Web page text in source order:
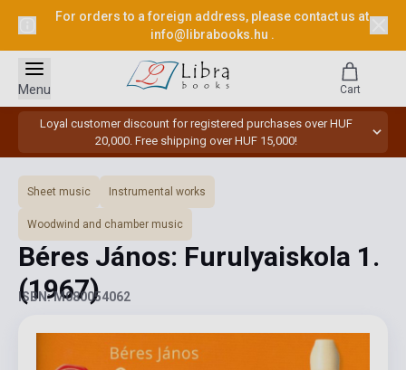
For orders to a foreign address, please contact us at
info@librabooks.hu .
Loyal customer discount for registered purchases over HUF
20,000. Free shipping over HUF 15,000!
Menu Cart
Sheet music Instrumental works
Woodwind and chamber music
Béres János: Furulyaiskola 1.
(1967)
ISBN: M080054062